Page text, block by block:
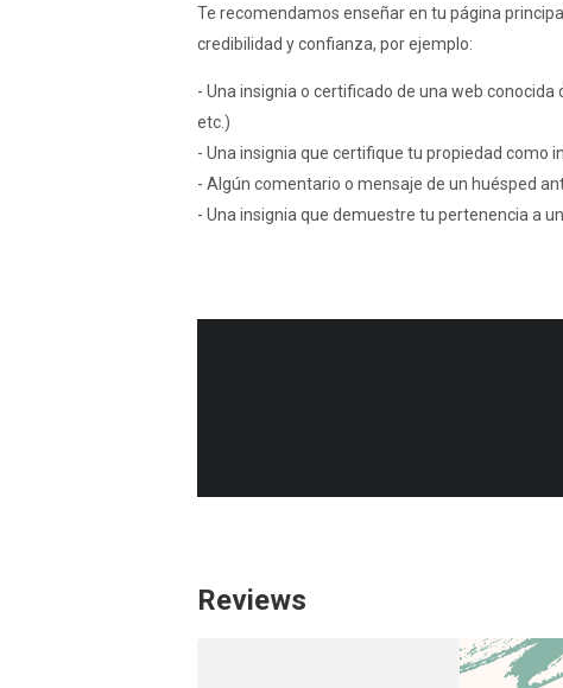
Te recomendamos enseñar en tu página
credibilidad y confianza, por ejemplo:
- Una insignia o certificado de una web conocida
etc.)
- Una insignia que certifique tu propiedad como
- Algún comentario o mensaje de un huésped
- Una insignia que demuestre tu pertenencia a
Reviews